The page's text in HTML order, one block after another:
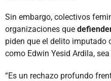
Sin embargo, colectivos
organizaciones que
piden que el delito imputado
como Edwin Yesid Ardila,
“Es un rechazo profundo